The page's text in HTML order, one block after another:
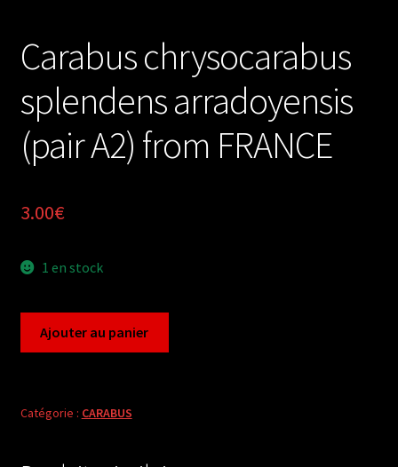
Carabus chrysocarabus
splendens arradoyensis
(pair A2) from FRANCE
3.00€
1 en stock
splendens
Ajouter au panier
Catégorie : CARABUS